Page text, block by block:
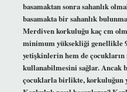
basamaktan sonra sahanlık
basamakta bir sahanlık
Merdiven korkuluğu kaç cm
minimum yüksekliği genellikle
yetişkinlerin hem de
kullanabilmesini sağlar. Ancak
çocuklarla birlikte, korkuluğun